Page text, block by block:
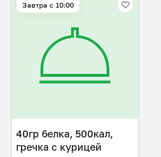
Завтра c 10:00
40гр белка, 500кал,
гречка с курицей